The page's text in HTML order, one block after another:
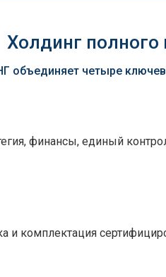
Холдинг полного
объединяет четыре
финансы, единый
и комплектация